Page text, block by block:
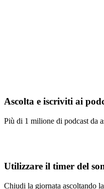
Ascolta e iscriviti ai
Più di 1 milione di podcast da
Utilizzare il timer del
Chiudi la giornata ascoltando